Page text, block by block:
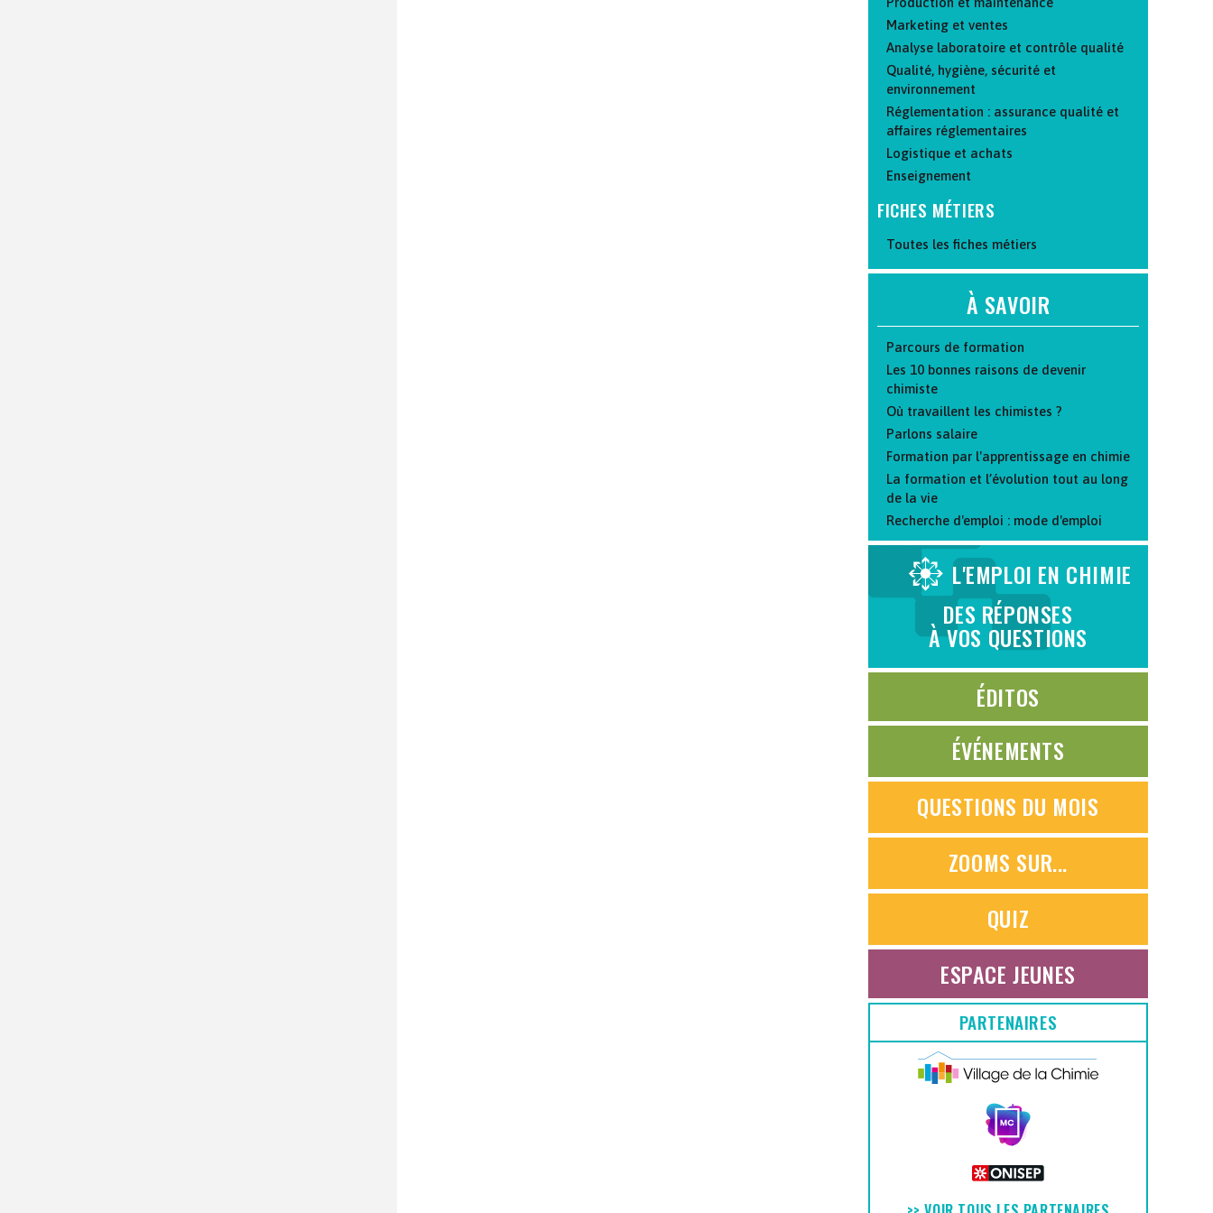
Marketing et ventes
Analyse laboratoire et contrôle qualité
Qualité, hygiène, sécurité et
environnement
Réglementation : assurance qualité et
affaires réglementaires
Logistique et achats
Enseignement
FICHES MÉTIERS
Toutes les fiches métiers
À SAVOIR
Parcours de formation
Les 10 bonnes raisons de devenir
chimiste
Où travaillent les chimistes ?
Parlons salaire
Formation par l'apprentissage en chimie
La formation et l’évolution tout au long
de la vie
Recherche d'emploi : mode d'emploi
L'EMPLOI EN CHIMIE
DES RÉPONSES
À VOS QUESTIONS
ÉDITOS
ÉVÉNEMENTS
QUESTIONS DU MOIS
ZOOMS SUR...
QUIZ
ESPACE JEUNES
PARTENAIRES